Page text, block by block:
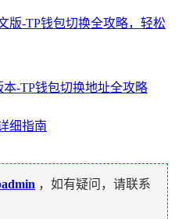
版-TP钱包切换全攻略，轻松
-TP钱包切换地址全攻略
细指南
，如有疑问，请联系